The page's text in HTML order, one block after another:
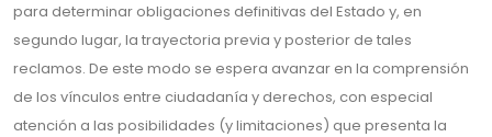
para determinar obligaciones definitivas del Estado y, en
segundo lugar, la trayectoria previa y posterior de tales
reclamos. De este modo se espera avanzar en la comprensión
de los vínculos entre ciudadanía y derechos, con especial
atención a las posibilidades (y limitaciones) que presenta la